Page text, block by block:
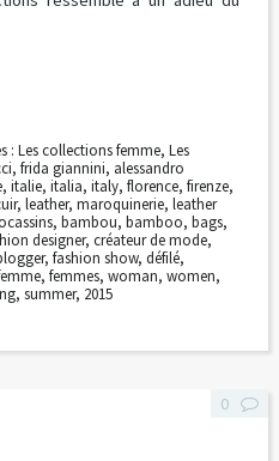
: Les collections femme, Les
,frida giannini, alessandro
, italie, italia, italy, florence, firenze,
, leather, maroquinerie, leather
, bambou, bamboo, bags,
designer, créateur de mode,
, fashion show, défilé,
, femmes, woman, women,
, summer, 2015
0